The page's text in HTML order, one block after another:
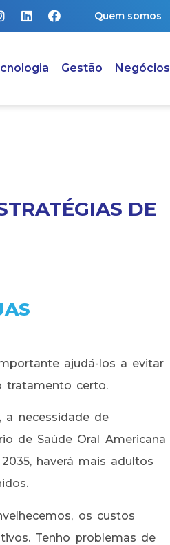
Quem somos
Gestão Negócios
DE
ajudá-los a evitar
tratamento certo.
a necessidade de
de Saúde Oral Americana
haverá mais adultos
os custos
Tenho problemas de